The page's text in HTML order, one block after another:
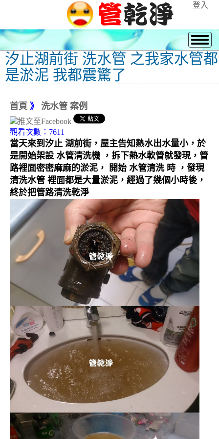
登入
汐止湖前街 洗水管 之我家水管都
是淤泥 我都震驚了
首頁 》 洗水管 案例
觀看次數：7611
當天來到汐止 湖前街，屋主告知熱水出水量小，於
是開始架設 水管清洗機 ，拆下熱水軟管就發現，管
路裡面密密麻麻的淤泥， 開始 水管清洗 時 ，發現
清洗水管 裡面都是大量淤泥，經過了幾個小時後，
終於把管路清洗乾淨